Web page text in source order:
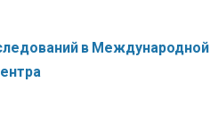
в Международной